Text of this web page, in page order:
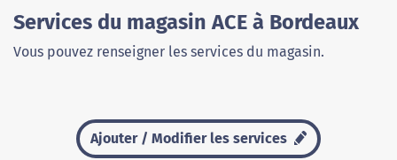
Services du magasin ACE à Bordeaux
Vous pouvez renseigner les services du magasin.
Ajouter / Modifier les services